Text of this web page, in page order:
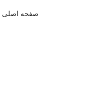
صفحه اصلی